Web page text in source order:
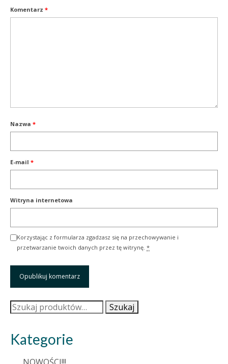
Komentarz *
Nazwa *
E-mail *
Witryna internetowa
Korzystając z formularza zgadzasz się na przechowywanie i
przetwarzanie twoich danych przez tę witrynę. *
Szukaj: Szukaj
Kategorie